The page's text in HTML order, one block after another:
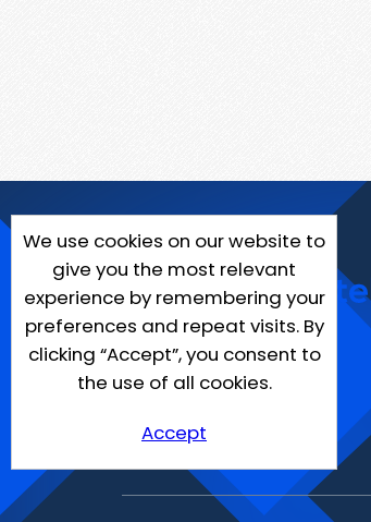
We use cookies on our website to
give you the most relevant
experience by remembering your
preferences and repeat visits. By
clicking “Accept”, you consent to
the use of all cookies.
Accept